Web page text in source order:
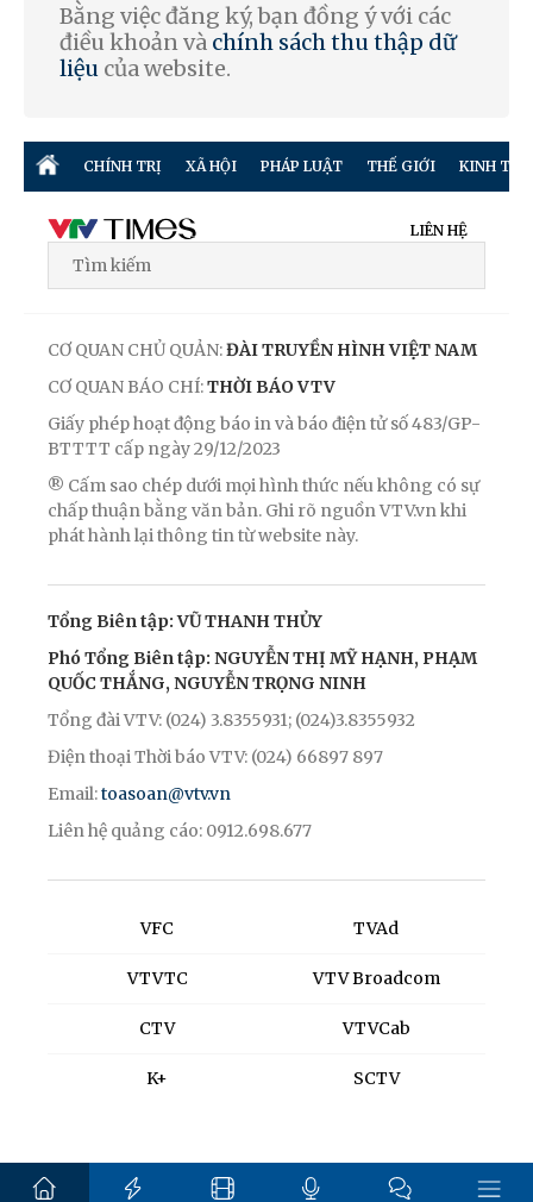
Bằng việc đăng ký, bạn đồng ý với các
điều khoản và chính sách thu thập dữ
liệu của website.
CHÍNH TRỊ XÃ HỘI PHÁP LUẬT THẾ GIỚI KINH TẾ
LIÊN HỆ
CƠ QUAN CHỦ QUẢN:ĐÀI TRUYỀN HÌNH VIỆT NAM
CƠ QUAN BÁO CHÍ:THỜI BÁO VTV
Giấy phép hoạt động báo in và báo điện tử số 483/GP-
BTTTT cấp ngày 29/12/2023
® Cấm sao chép dưới mọi hình thức nếu không có sự
chấp thuận bằng văn bản. Ghi rõ nguồn VTV.vn khi
phát hành lại thông tin từ website này.
Tổng Biên tập: VŨ THANH THỦY
Phó Tổng Biên tập: NGUYỄN THỊ MỸ HẠNH, PHẠM
QUỐC THẮNG, NGUYỄN TRỌNG NINH
Tổng đài VTV: (024) 3.8355931; (024)3.8355932
Điện thoại Thời báo VTV: (024) 66897 897
Email:toasoan@vtv.vn
Liên hệ quảng cáo: 0912.698.677
VFC
VTVTC
CTV
K+
TVAd
VTV Broadcom
VTVCab
SCTV